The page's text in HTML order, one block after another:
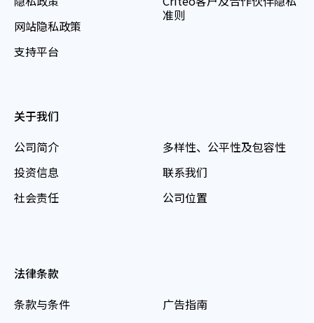
网站隐私政策
支持平台
准则
关于我们
公司简介
投资信息
社会责任
多样性、公平性及包容性
联系我们
公司位置
法律条款
条款与条件
广告指南